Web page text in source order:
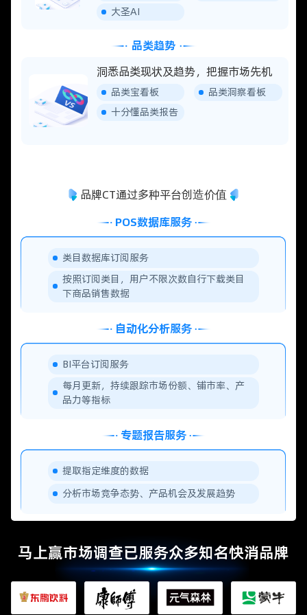
大圣AI
品类趋势
洞悉品类现状及趋势，把握市场先机
品类宝看板
品类洞察看板
十分懂品类报告
品牌CT通过多种平台创造价值
POS数据库服务
类目数据库订阅服务
按照订阅类目，用户不限次数自行下载类目
下商品销售数据
自动化分析服务
BI平台订阅服务
每月更新，持续跟踪市场份额、铺市率、产
品力等指标
专题报告服务
提取指定维度的数据
分析市场竞争态势、产品机会及发展趋势
马上赢市场调查已服务众多知名快消品牌